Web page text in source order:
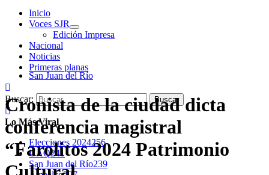
Inicio
Voces SJR
Edición Impresa
Nacional
Noticias
Primeras planas
Buscar:
Lo Más Viral
Elecciones 2024256
UAQ241
San Juan del Río239
San Juan del Río
Cronista de la ciudad dicta
conferencia magistral
“Farolitos 2024 Patrimonio